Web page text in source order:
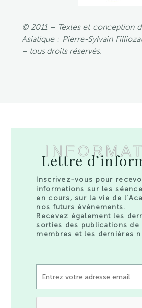
© 2011 – Textes et conception
Asiatique : Pierre-Sylvain
– tous droits réservés.
Lettre
Inscrivez-vous pour
informations sur les
en cours, sur la vie de
nos futurs événements.
Recevez également les
sorties des publications de
membres et les dernières